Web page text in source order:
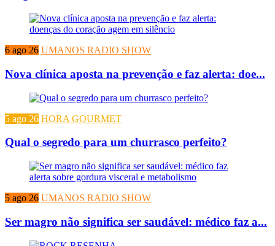
6 ago 26 UMANOS RADIO SHOW
Nova clínica aposta na prevenção e faz alerta: doe...
5 ago 26 HORA GOURMET
Qual o segredo para um churrasco perfeito?
5 ago 26 UMANOS RADIO SHOW
Ser magro não significa ser saudável: médico faz a...